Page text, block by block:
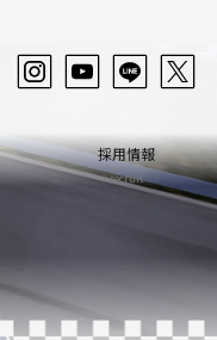
採用情報
recruit